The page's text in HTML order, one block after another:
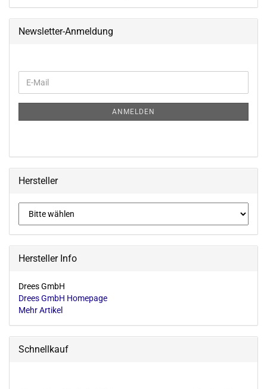
Newsletter-Anmeldung
ZUR
E-
Mail
ANMELDEN
Hersteller
Hersteller Info
Drees GmbH
Drees GmbH Homepage
Mehr Artikel
Schnellkauf